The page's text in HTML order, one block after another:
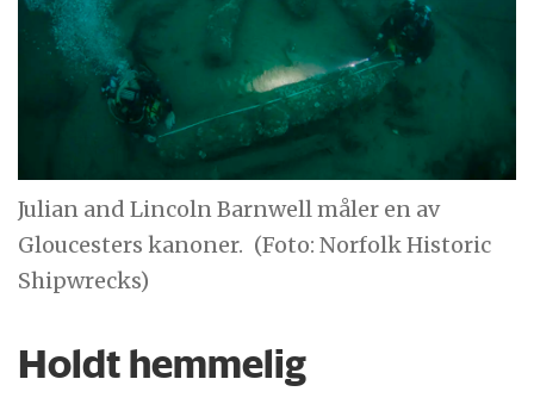
Julian and Lincoln Barnwell måler en av
Gloucesters kanoner. (Foto: Norfolk Historic
Shipwrecks)
Holdt hemmelig